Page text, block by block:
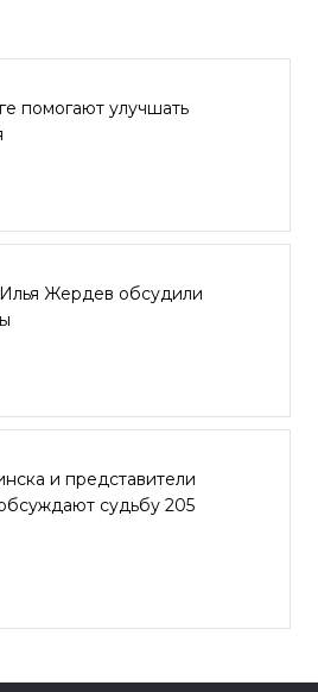
помогают улучшать
Жердев обсудили
и представители
судьбу 205